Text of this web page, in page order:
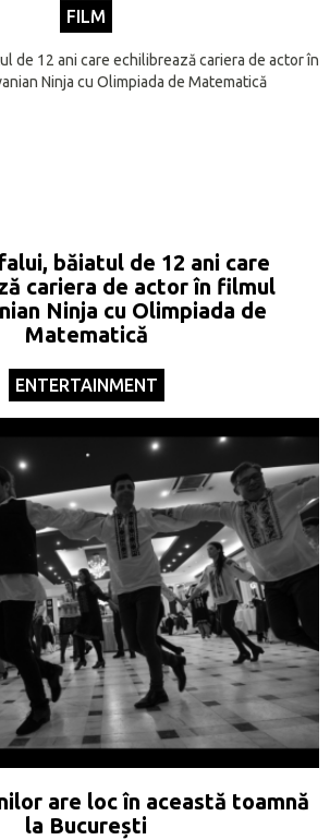
FILM
băiatul de 12 ani care
cariera de actor în filmul
Ninja cu Olimpiada de
Matematică
ENTERTAINMENT
are loc în această toamnă
la București